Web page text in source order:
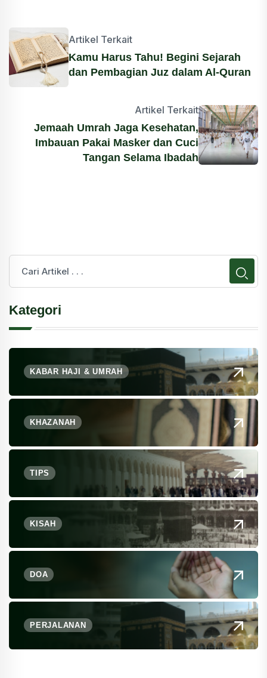
Artikel Terkait
Kamu Harus Tahu! Begini Sejarah
dan Pembagian Juz dalam Al-Quran
Artikel Terkait
Jemaah Umrah Jaga Kesehatan,
Imbauan Pakai Masker dan Cuci
Tangan Selama Ibadah
Kategori
KABAR HAJI & UMRAH
KHAZANAH
TIPS
KISAH
DOA
PERJALANAN